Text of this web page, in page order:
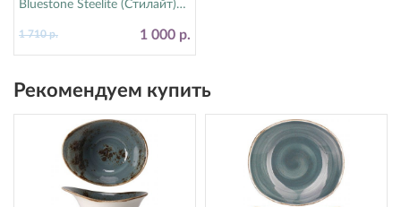
Bluestone Steelite (Стилайт)
1 000 р.
1 710 р.
Рекомендуем купить